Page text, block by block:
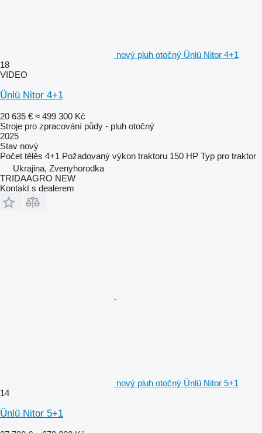
nový pluh otočný Ünlü Nitor 4+1
18
VIDEO
Ünlü Nitor 4+1
20 635 € ≈ 499 300 Kč
Stroje pro zpracování půdy - pluh otočný
2025
Stav nový
Počet tělěs 4+1 Požadovaný výkon traktoru 150 HP Typ pro traktor
Ukrajina, Zvenyhorodka
TRIDAAGRO NEW
Kontakt s dealerem
nový pluh otočný Ünlü Nitor 5+1
14
Ünlü Nitor 5+1